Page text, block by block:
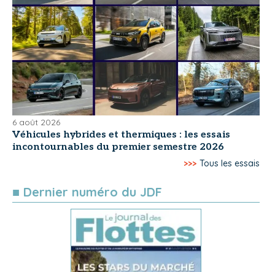
6 août 2026
Véhicules hybrides et thermiques : les essais
incontournables du premier semestre 2026
>>> Tous les essais
■ Dernier numéro du JDF